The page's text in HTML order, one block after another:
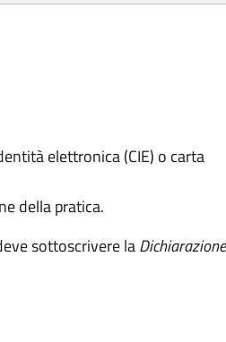
elettronica (CIE) o carta
della pratica.
sottoscrivere laDichiarazione